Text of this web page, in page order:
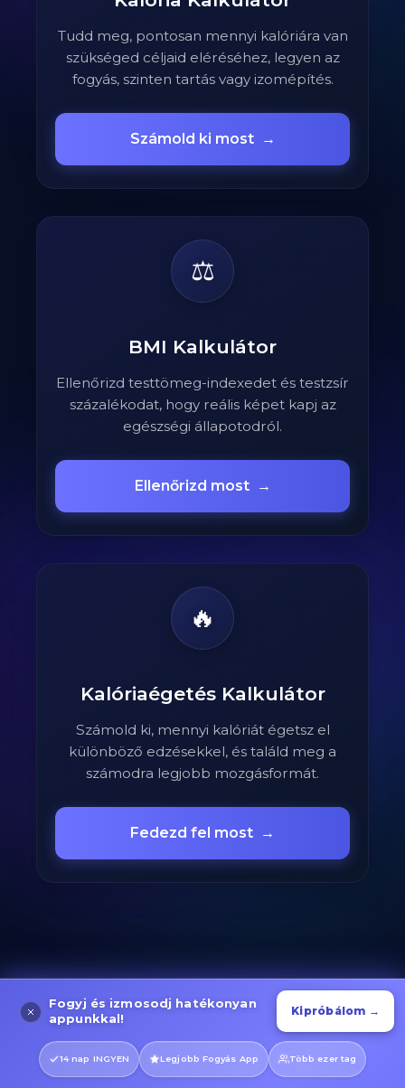
Tudd meg, pontosan mennyi kalóriára van
szükséged céljaid eléréséhez, legyen az
fogyás, szinten tartás vagy izomépítés.
Számold ki most →
⚖️
BMI Kalkulátor
Ellenőrizd testtömeg-indexedet és testzsír
százalékodat, hogy reális képet kapj az
egészségi állapotodról.
Ellenőrizd most →
🔥
Kalóriaégetés Kalkulátor
Számold ki, mennyi kalóriát égetsz el
különböző edzésekkel, és találd meg a
számodra legjobb mozgásformát.
Fedezd fel most →
Fogyj és izmosodj hatékonyan
appunkkal!
Kipróbálom →
14 nap INGYEN Legjobb Fogyás App Több ezer tag